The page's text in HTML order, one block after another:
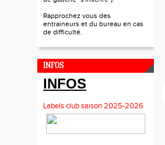
Rapprochez vous des
entraineurs et du bureau en cas
de difficulté.
INFOS
INFOS
Labels club saison 2025-2026